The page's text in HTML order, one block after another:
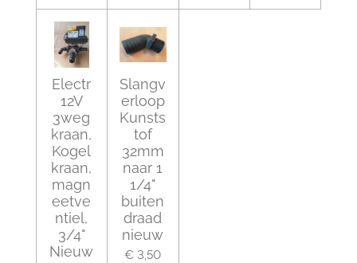
Electr
12V
3weg
kraan,
Kogel
kraan,
magn
eetve
ntiel,
3/4"
Nieuw
Slangv
erloop
Kunsts
tof
32mm
naar 1
1/4"
buiten
draad
nieuw
€ 3,50